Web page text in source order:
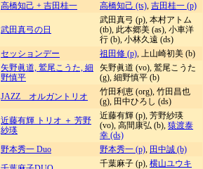
高橋知己 + 吉田桂一 高橋知己 (ts), 吉田桂一 (p)
武田真弓の日
武田真弓 (p), 本村アトム
(tb), 此本郷美 (as), 小車洋
行 (b), 小林久遠 (ds)
セッションデー 祖田修 (p), 上山崎初美 (b)
矢野眞道, 鷲尾こうた, 細
野慎平
矢野眞道 (vo), 鷲尾こうた
(g), 細野慎平 (b)
JAZZ オルガントリオ
竹田利恵 (org), 竹田昌也
(g), 田中ひろし (ds)
近藤有輝 トリオ ＋ 芳野
紗瑛
近藤有輝 (p), 芳野紗瑛
(vo), 高間康弘 (b), 猿渡泰
幸 (ds)
野本秀一 Duo 野本秀一 (p), 田中誠 (b)
千葉麻子 (p), 横山ユウキ